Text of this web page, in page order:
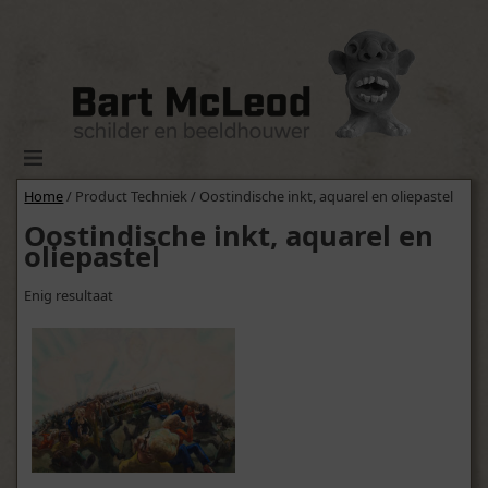
Home/ Product Techniek / Oostindische inkt, aquarel en oliepastel
Oostindische inkt, aquarel en
oliepastel
Enig resultaat